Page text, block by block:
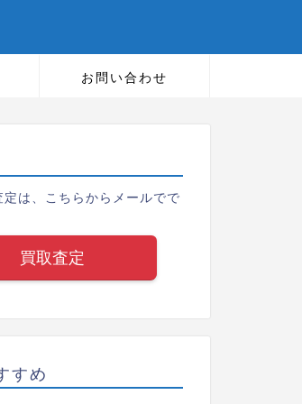
お問い合わせ
定は、こちらからメールでで
買取査定
すめ